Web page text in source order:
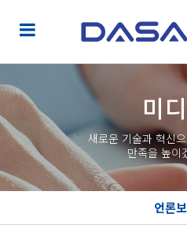
미
새로운 기술과 혁신
만족을 높이
언론